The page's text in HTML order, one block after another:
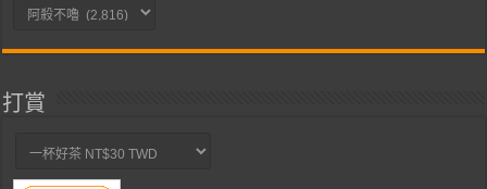
分
打賞